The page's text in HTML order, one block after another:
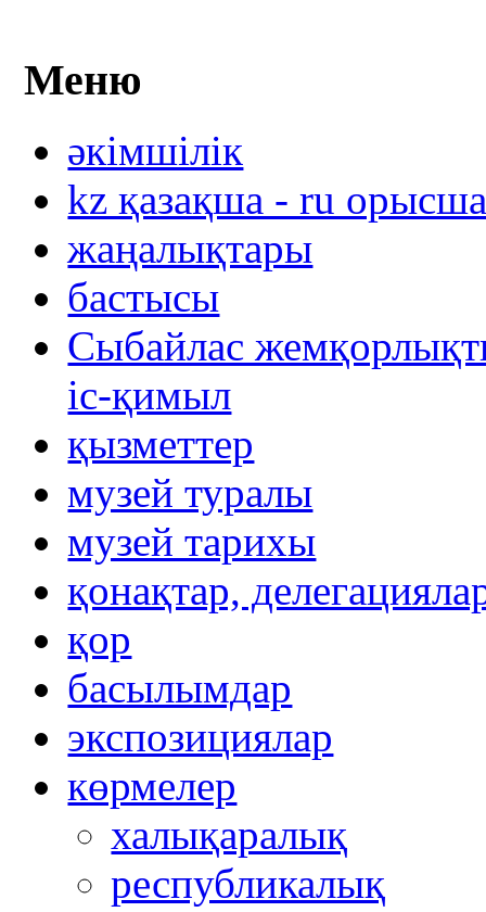
Меню
әкімшілік
kz қазақша - ru
жаңалықтары
бастысы
Сыбайлас
іс-қимыл
қызметтер
музей туралы
музей тарихы
қонақтар,
қор
басылымдар
экспозициялар
көрмелер
халықаралық
республикалық